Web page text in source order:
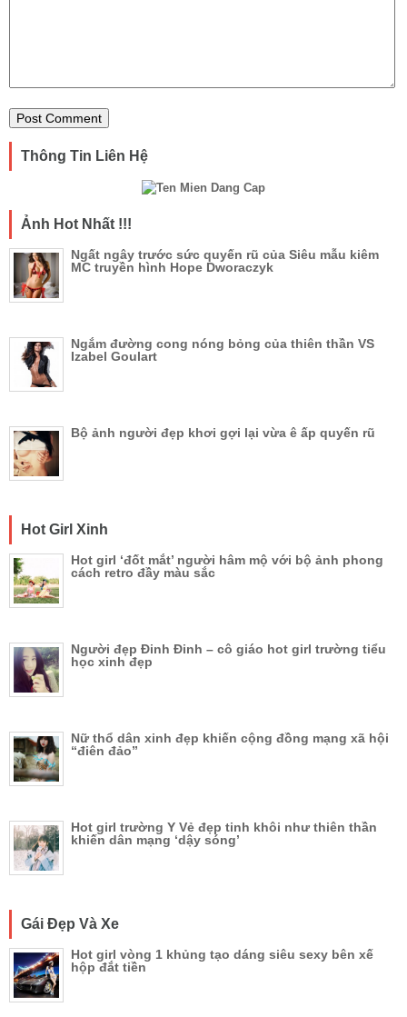
Thông Tin Liên Hệ
Ảnh Hot Nhất !!!
Ngất ngây trước sức quyến rũ của Siêu mẫu kiêm
MC truyền hình Hope Dworaczyk
Ngắm đường cong nóng bỏng của thiên thần VS
Izabel Goulart
Bộ ảnh người đẹp khơi gợi lại vừa ê ấp quyến rũ
Hot Girl Xinh
Hot girl ‘đốt mắt’ người hâm mộ với bộ ảnh phong
cách retro đầy màu sắc
Người đẹp Đinh Đinh – cô giáo hot girl trường tiểu
học xinh đẹp
Nữ thổ dân xinh đẹp khiến cộng đồng mạng xã hội
“điên đảo”
Hot girl trường Y Vẻ đẹp tinh khôi như thiên thần
khiến dân mạng ‘dậy sóng’
Gái Đẹp Và Xe
Hot girl vòng 1 khủng tạo dáng siêu sexy bên xế
hộp đắt tiền